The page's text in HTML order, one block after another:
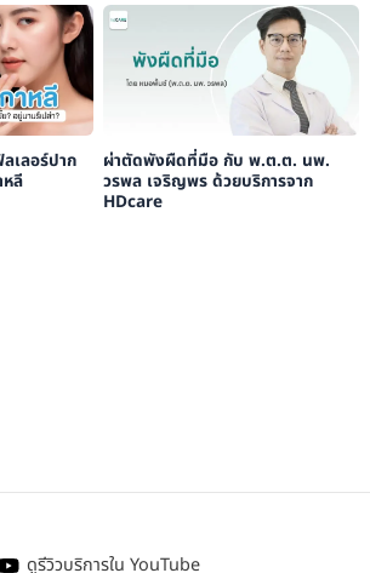
เลอร์ปาก
หลี
ผ่าตัดพังผืดที่มือ กับ พ.ต.ต. นพ.
วรพล เจริญพร ด้วยบริการจาก
HDcare
ดูรีวิวบริการใน YouTube